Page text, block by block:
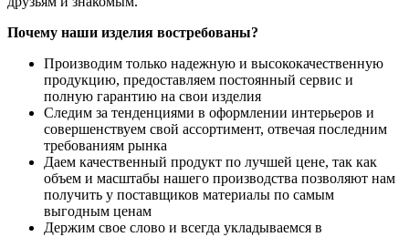
Почему наши изделия востребованы?
Производим только надежную и высококачественную
продукцию, предоставляем постоянный сервис и
полную гарантию на свои изделия
Следим за тенденциями в оформлении интерьеров и
совершенствуем свой ассортимент, отвечая последним
требованиям рынка
Даем качественный продукт по лучшей цене, так как
объем и масштабы нашего производства позволяют нам
получить у поставщиков материалы по самым
выгодным ценам
Держим свое слово и всегда укладываемся в